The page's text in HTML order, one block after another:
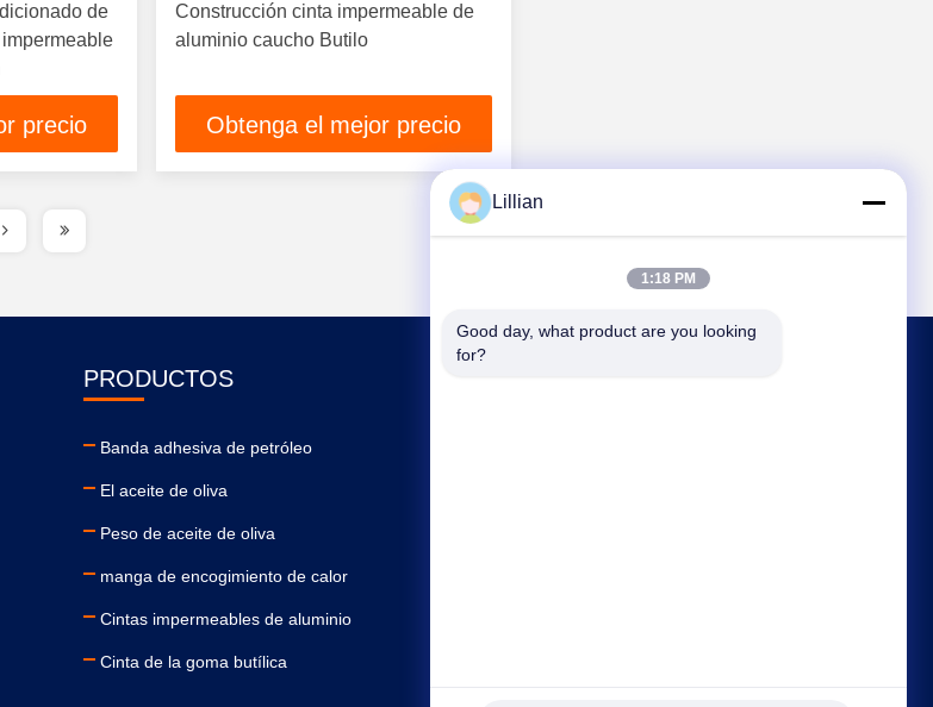
de
precio
Construcción cinta impermeable de
aluminio caucho Butilo
Obtenga el mejor precio
PRODUCTOS
Banda adhesiva de petróleo
El aceite de oliva
Peso de aceite de oliva
manga de encogimiento de calor
Cintas impermeables de aluminio
Cinta de la goma butílica
Lillian
1:18 PM
Good day, what product are you looking
for?